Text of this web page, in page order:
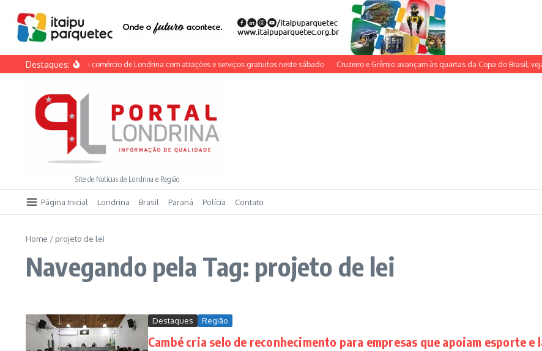
Ir para o conteúdo
Destaques:
do Calçadão anima comércio de Londrina com atrações e serviços gratuitos neste sábado Cruzeiro e Grêmio avançam às quartas da Copa do Brasil; veja
Site de Notícias de Londrina e Região
Página Inicial Londrina Brasil Paraná Polícia Contato
Home / projeto de lei
Navegando pela Tag: projeto de lei
Destaques Região
Cambé cria selo de reconhecimento para empresas que apoiam esporte e